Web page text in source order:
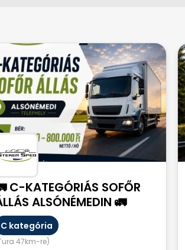
C-KATEGÓRIÁS SOFŐR
ALSÓNÉMEDIN 🚛
C kategória
47km-re)